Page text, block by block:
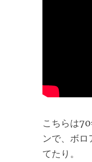
こちらは
ンで、ボロ
てたり。